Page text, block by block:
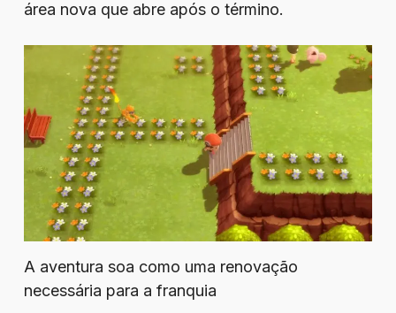
área nova que abre após o término.
A aventura soa como uma renovação
necessária para a franquia